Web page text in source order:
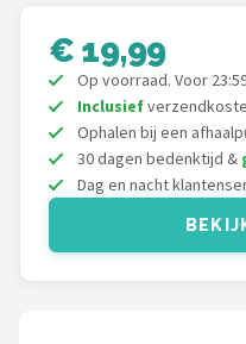
Bosch
WORX
Einhell
€ 19,99
Op voorraad. Voor
Inclusief
Ophalen bij een
30 dagen bedenktijd &
Dag en nacht